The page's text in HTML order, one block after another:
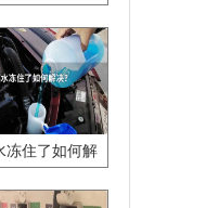
冻住了如何解